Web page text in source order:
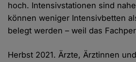
hoch. Intensivstationen sind
können weniger Intensivbetten
belegt werden – weil das
Herbst 2021. Ärzte, Ärztinnen